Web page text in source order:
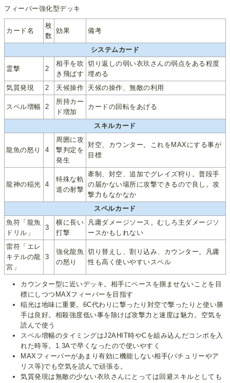
フィーバー強化型デッキ
カード名
枚
数
効果 備考
システムカード
霊撃 2
相手を吹
き飛ばす
切り返しの弱い衣玖さんの弱点をある程度
埋める
気質発現
2 天候操作 天候の操作、無敵の利用
スペル増幅 2
所持カー
ド増加
カードの回転をあげる
スキルカード
龍魚の怒り 4
周囲に攻
撃判定を
発生
対空、カウンター。これをMAXにする事が
目標
龍神の稲光 4
特殊な軌
道の射撃
牽制、対空、追加でグレイズ狩り。普段手
の届かない場所に攻撃できるので良し。攻
撃力もなかなか
スペルカード
魚符「龍魚
ドリル」
3
横に長い
打撃
凡庸ダメージソース。むしろ主ダメージソ
ースかもしれない
雷符「エレ
キテルの龍
宮」
3
強化龍魚
の怒り
切り替えし、割り込み、カウンター。凡庸
性も高く使いやすいスペル
カウンター型に近いデッキ。相手にペースを掴ませないことを目
標にしつつMAXフィーバーを目指す
稲光は地味に重要。6C代わりに撃ったり対空で撃ったりと使い勝
手は良好。相殺強度低い事を除けば攻撃力と速度は魅力。空気を
読んで使う
スペル増幅のタイミングはJ2AHIT時やCを組み込んだコンボを入
れた時等。1.3Aで早くなったので使いやすく
MAXフィーバーがあまり有効に機能しない相手(パチュリーやア
リス等)でも空気を読んで頑張る。
気質発現は無敵の少ない衣玖さんにとっては回避スキルとしても